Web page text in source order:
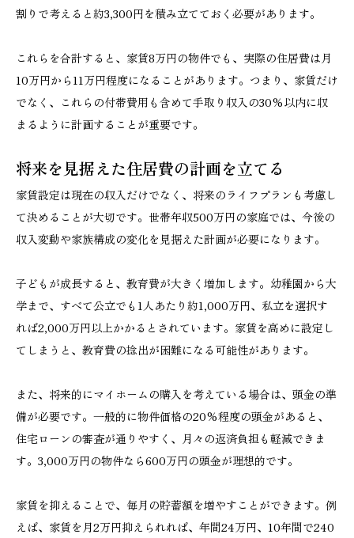
割りで考えると約3,300円を積み立てておく必要があります。
これらを合計すると、家賃8万円の物件でも、実際の住居費は月
10万円から11万円程度になることがあります。つまり、家賃だけ
でなく、これらの付帯費用も含めて手取り収入の30%以内に収
まるように計画することが重要です。
将来を見据えた住居費の計画を立てる
家賃設定は現在の収入だけでなく、将来のライフプランも考慮し
て決めることが大切です。世帯年収500万円の家庭では、今後の
収入変動や家族構成の変化を見据えた計画が必要になります。
子どもが成長すると、教育費が大きく増加します。幼稚園から大
学まで、すべて公立でも1人あたり約1,000万円、私立を選択す
れば2,000万円以上かかるとされています。家賃を高めに設定し
てしまうと、教育費の捻出が困難になる可能性があります。
また、将来的にマイホームの購入を考えている場合は、頭金の準
備が必要です。一般的に物件価格の20%程度の頭金があると、
住宅ローンの審査が通りやすく、月々の返済負担も軽減できま
す。3,000万円の物件なら600万円の頭金が理想的です。
家賃を抑えることで、毎月の貯蓄額を増やすことができます。例
えば、家賃を月2万円抑えられれば、年間24万円、10年間で240